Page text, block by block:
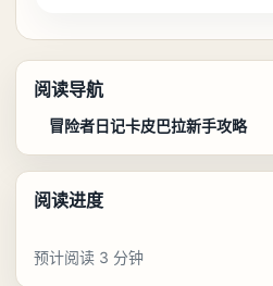
阅读导航
冒险者日记卡皮巴拉新手攻略
阅读进度
预计阅读 3 分钟